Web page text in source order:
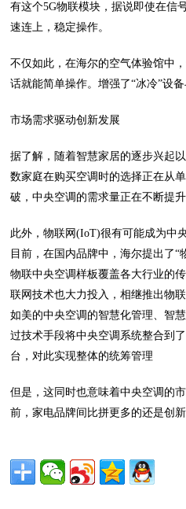
有这个5G物联模块，据说即使在信
速连上，稳定操作。
不仅如此，在海尔的空气体验馆中
话就能简单操作。增强了“冰冷”设备
市场需求驱动创新发展
据了解，随着智慧家居的逐步兴起
数家庭在购买空调时的选择正在从
破，中央空调的需求量正在不断提升
此外，物联网(IoT)很有可能成为中
目前，在国内品牌中，海尔提出了“
物联中央空调样板覆盖各大行业的
联网技术也大力投入，相继推出物
如美的中央空调的智慧化管理、智
过技术手段将中央空调系统整合到
台，对此实现整体的统筹管理
但是，这同时也意味着中央空调的
前，家电品牌间比拼更多的还是创新